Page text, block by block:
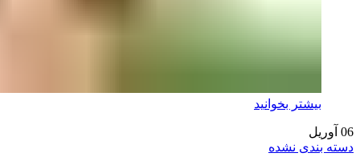
بیشتر بخوانید
06 آوریل
دسته بندی نشده